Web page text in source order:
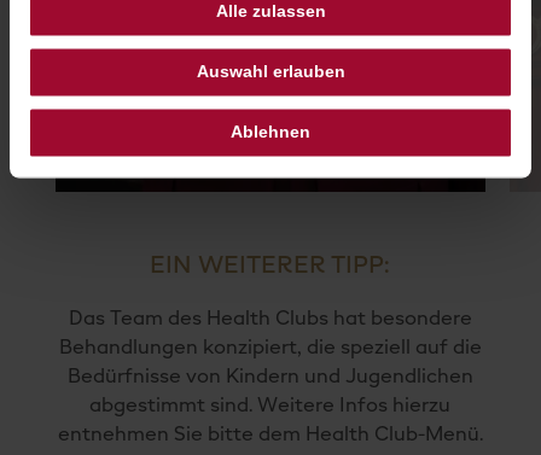
Alle zulassen
Auswahl erlauben
Ablehnen
EIN WEITERER TIPP:
Das Team des Health Clubs hat besondere
Behandlungen konzipiert, die speziell auf die
Bedürfnisse von Kindern und Jugendlichen
abgestimmt sind. Weitere Infos hierzu
entnehmen Sie bitte dem Health Club-Menü.